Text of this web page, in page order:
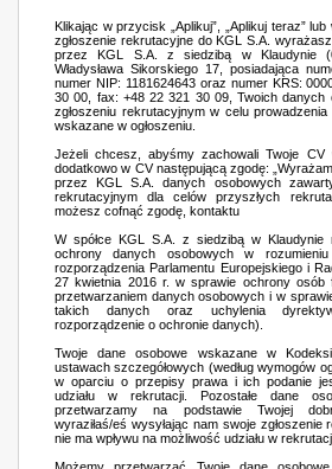
Klikając w przycisk „Aplikuj”, „Aplikuj teraz”
zgłoszenie rekrutacyjne do KGL S.A.
przez KGL S.A. z siedzibą w Klaudynie
Władysława Sikorskiego 17, posiadająca
numer NIP: 1181624643 oraz numer KRS:
30 00, fax: +48 22 321 30 09, Twoich danych
zgłoszeniu rekrutacyjnym w celu
wskazane w ogłoszeniu.
Jeżeli chcesz, abyśmy zachowali Twoje CV
dodatkowo w CV następującą zgodę:
przez KGL S.A. danych osobowych
rekrutacyjnym dla celów przyszłych
możesz cofnąć zgodę, kontaktu
W spółce KGL S.A. z siedzibą w Klaudynie
ochrony danych osobowych w
rozporządzenia Parlamentu Europejskiego i
27 kwietnia 2016 r. w sprawie ochrony
przetwarzaniem danych osobowych i w
takich danych oraz uchylenia
rozporządzenie o ochronie danych).
Twoje dane osobowe wskazane w
ustawach szczegółowych (według wymogów
w oparciu o przepisy prawa i ich podanie
udziału w rekrutacji. Pozostałe dane
przetwarzamy na podstawie Twojej
wyraziłaś/eś wysyłając nam swoje
nie ma wpływu na możliwość udziału w